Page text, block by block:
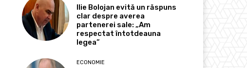
Ilie Bolojan evită un răspuns
clar despre averea
partenerei sale: „Am
respectat întotdeauna
legea”
ECONOMIE